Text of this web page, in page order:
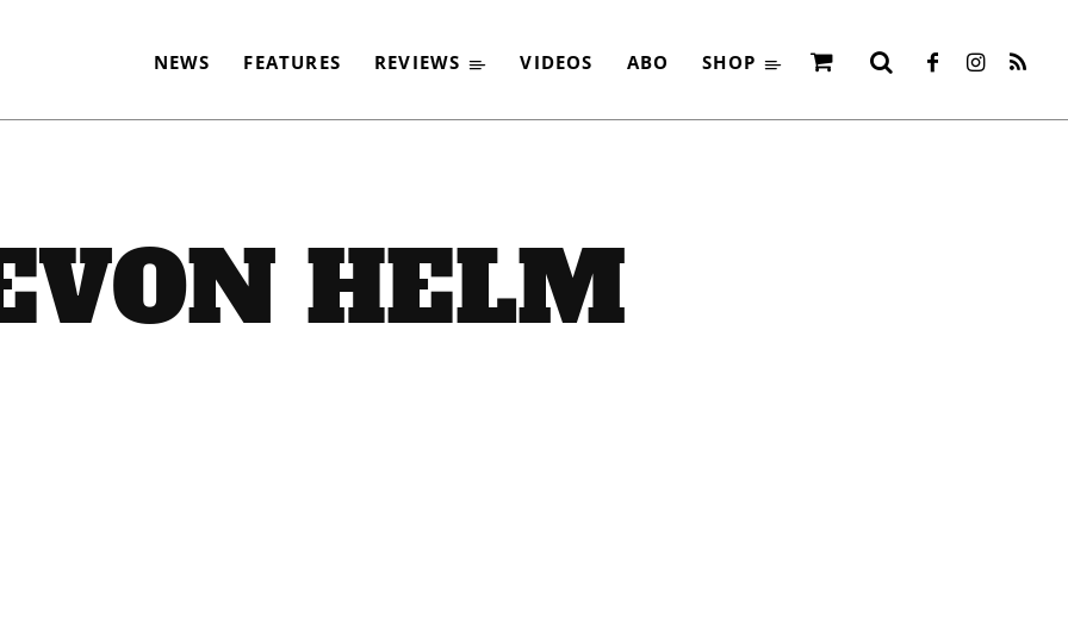
NEWS FEATURES REVIEWS VIDEOS ABO SHOP
HELM